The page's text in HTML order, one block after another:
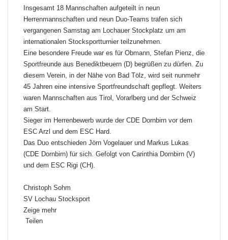
Insgesamt 18 Mannschaften aufgeteilt in neun
Herrenmannschaften und neun Duo-Teams trafen sich
vergangenen Samstag am Lochauer Stockplatz um am
internationalen Stocksportturnier teilzunehmen.
Eine besondere Freude war es für Obmann, Stefan Pienz, die
Sportfreunde aus Benediktbeuern (D) begrüßen zu dürfen. Zu
diesem Verein, in der Nähe von Bad Tölz, wird seit nunmehr
45 Jahren eine intensive Sportfreundschaft gepflegt. Weiters
waren Mannschaften aus Tirol, Vorarlberg und der Schweiz
am Start.
Sieger im Herrenbewerb wurde der CDE Dornbirn vor dem
ESC Arzl und dem ESC Hard.
Das Duo entschieden Jörn Vogelauer und Markus Lukas
(CDE Dornbirn) für sich. Gefolgt von Carinthia Dornbirn (V)
und dem ESC Rigi (CH).
Christoph Sohm
SV Lochau Stocksport
Zeige mehr
Teilen